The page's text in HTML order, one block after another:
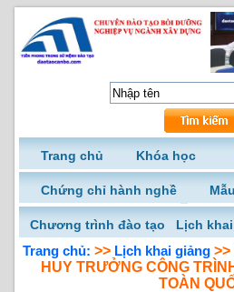
Trang chủ Khóa học
Chứng chỉ hành nghề
Chương trình đào tạo Lịch
Trang chủ: >> Lịch khai giảng>>
HUY TRƯỞNG CÔNG
TOÀN